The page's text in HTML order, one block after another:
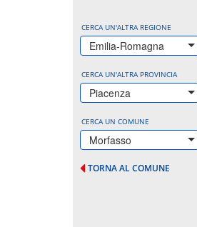
CERCA UN'ALTRA REGIONE
Emilia-Romagna
CERCA UN'ALTRA PROVINCIA
Piacenza
CERCA UN COMUNE
Morfasso
TORNA AL COMUNE